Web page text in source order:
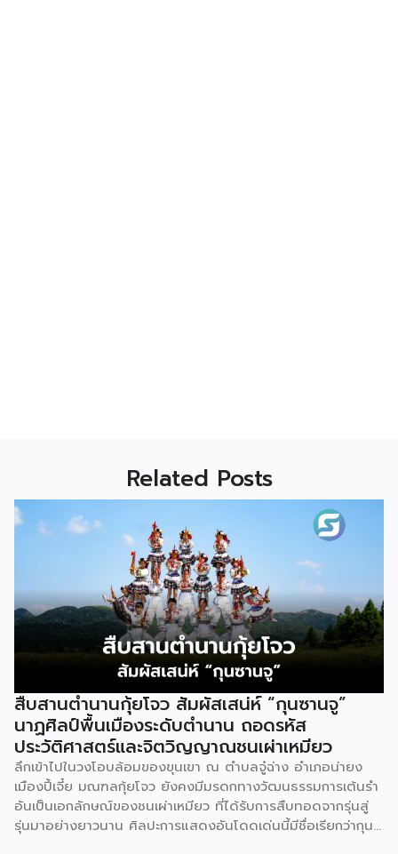
Related Posts
สืบสานตำนานกุ้ยโจว สัมผัสเสน่ห์ “กุนซานจู”
นาฏศิลป์พื้นเมืองระดับตำนาน ถอดรหัส
ประวัติศาสตร์และจิตวิญญาณชนเผ่าเหมียว
ลึกเข้าไปในวงโอบล้อมของขุนเขา ณ ตำบลจู๋ฉ่าง อำเภอน่ายง
เมืองปี้เจี๋ย มณฑลกุ้ยโจว ยังคงมีมรดกทางวัฒนธรรมการเต้นรำ
อันเป็นเอกลักษณ์ของชนเผ่าเหมียว ที่ได้รับการสืบทอดจากรุ่นสู่
รุ่นมาอย่างยาวนาน ศิลปะการแสดงอันโดดเด่นนี้มีชื่อเรียกว่ากุน